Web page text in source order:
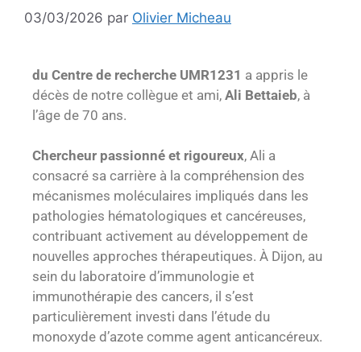
03/03/2026 par Olivier Micheau
du Centre de recherche UMR1231 a appris le
décès de notre collègue et ami, Ali Bettaieb, à
l’âge de 70 ans.
Chercheur passionné et rigoureux, Ali a
consacré sa carrière à la compréhension des
mécanismes moléculaires impliqués dans les
pathologies hématologiques et cancéreuses,
contribuant activement au développement de
nouvelles approches thérapeutiques. À Dijon, au
sein du laboratoire d’immunologie et
immunothérapie des cancers, il s’est
particulièrement investi dans l’étude du
monoxyde d’azote comme agent anticancéreux.